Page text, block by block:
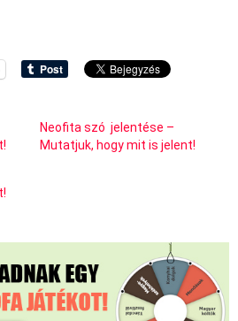
Neofita szó jelentése –
Mutatjuk, hogy mit is jelent!